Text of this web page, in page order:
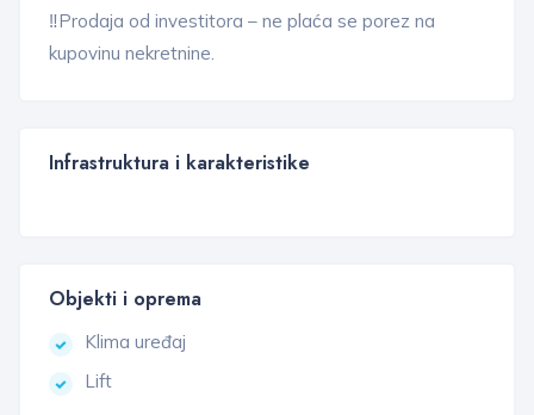
‼️Prodaja od investitora – ne plaća se porez na
kupovinu nekretnine.
Infrastruktura i karakteristike
Objekti i oprema
Klima uređaj
Lift